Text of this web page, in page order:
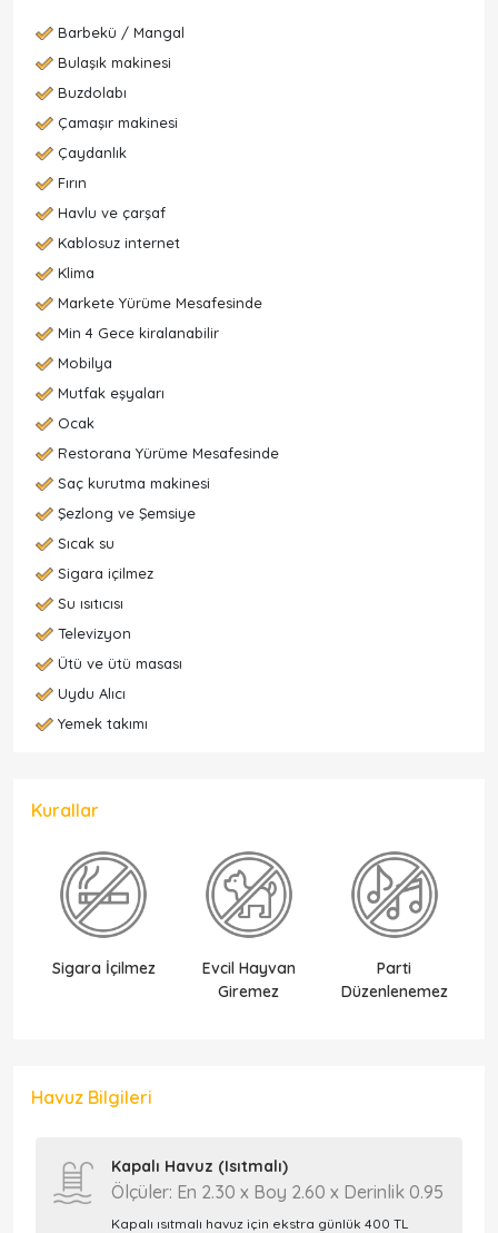
Barbekü / Mangal
Bulaşık makinesi
Buzdolabı
Çamaşır makinesi
Çaydanlık
Fırın
Havlu ve çarşaf
Kablosuz internet
Klima
Markete Yürüme Mesafesinde
Min 4 Gece kiralanabilir
Mobilya
Mutfak eşyaları
Ocak
Restorana Yürüme Mesafesinde
Saç kurutma makinesi
Şezlong ve Şemsiye
Sıcak su
Sigara içilmez
Su ısıtıcısı
Televizyon
Ütü ve ütü masası
Uydu Alıcı
Yemek takımı
Kurallar
Sigara İçilmez
Evcil Hayvan
Giremez
Parti
Düzenlenemez
Havuz Bilgileri
Kapalı Havuz (Isıtmalı)
Ölçüler: En 2.30 x Boy 2.60 x Derinlik 0.95
Kapalı ısıtmalı havuz için ekstra günlük 400 TL